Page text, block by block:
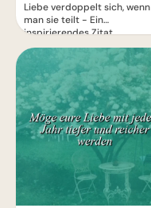
Liebe verdoppelt sich, wenn
man sie teilt - Ein
inspirierendes Zitat